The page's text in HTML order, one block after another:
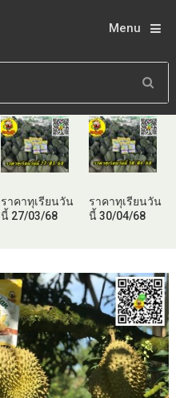
Menu
ราคาทุเรียนวัน
นี้ 27/03/68
ราคาทุเรียนวัน
นี้ 30/04/68